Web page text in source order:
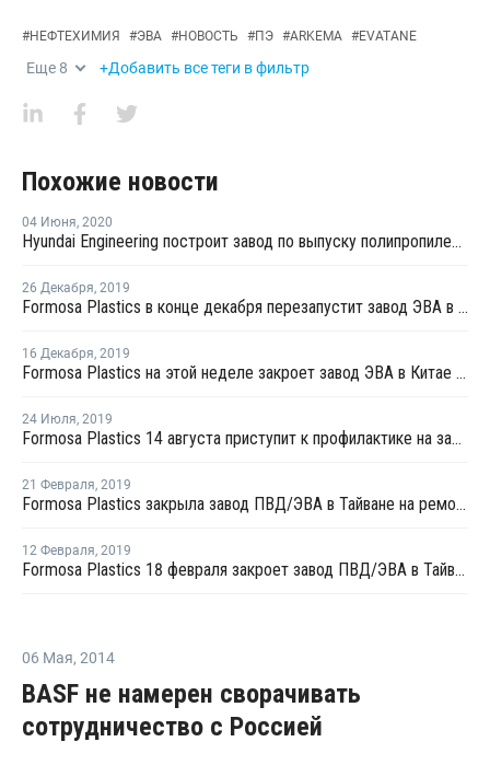
#НЕФТЕХИМИЯ #ЭВА #НОВОСТЬ #ПЭ #ARKEMA #EVATANE
Еще 8 +Добавить все теги в фильтр
Похожие новости
04 Июня, 2020
Hyundai Engineering построит завод по выпуску полипропилена в Польше
26 Декабря, 2019
Formosa Plastics в конце декабря перезапустит завод ЭВА в Китае после плановой профилактики
16 Декабря, 2019
Formosa Plastics на этой неделе закроет завод ЭВА в Китае на плановую профилактику
24 Июля, 2019
Formosa Plastics 14 августа приступит к профилактике на заводе ПВД/ЭВА в Майлиао
21 Февраля, 2019
Formosa Plastics закрыла завод ПВД/ЭВА в Тайване на ремонт
12 Февраля, 2019
Formosa Plastics 18 февраля закроет завод ПВД/ЭВА в Тайване на ремонт
06 Мая, 2014
BASF не намерен сворачивать
сотрудничество с Россией